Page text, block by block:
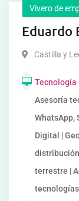
Vivero de
Eduardo
Castilla y
Tecnología
Asesoría
WhatsApp,
Digital |
terrestre |
tecnologías